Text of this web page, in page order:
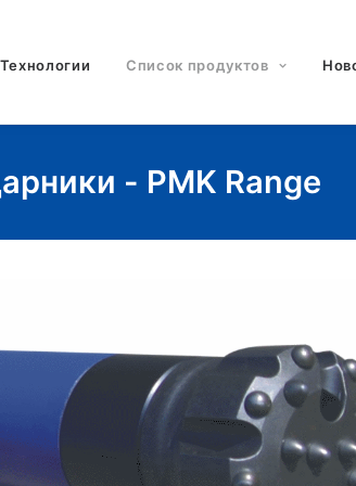
Технологии Список продуктов
- PMK Range